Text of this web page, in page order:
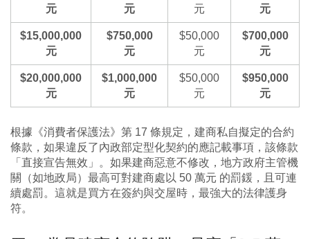
元
元
元
元
$15,000,000
元
$750,000
元
$50,000
元
$700,000
元
$20,000,000
元
$1,000,000
元
$50,000
元
$950,000
元
根據《消費者保護法》第 17 條規定，建商私自擬定的合約
條款，如果違反了內政部定型化契約的應記載事項，該條款
「直接宣告無效」。如果建商惡意不修改，地方政府主管機
關（如地政局）最高可對建商處以 50 萬元 的罰鍰，且可連
續處罰。這就是買方在簽約與交屋時，最強大的法律護身
符。